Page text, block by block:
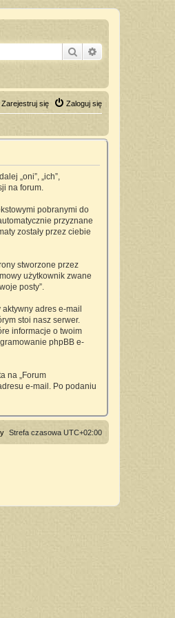
Szukaj
Zaloguj się
Zarejestruj się
„oni”, „ich”,
na forum.
pobranymi do
przyznane
zostały przez ciebie
stworzone przez
użytkownik zwane
posty”.
adres e-mail
stoi nasz serwer.
informacje o twoim
phpBB e-
na „Forum
e-mail. Po podaniu
Strefa czasowa UTC+02:00